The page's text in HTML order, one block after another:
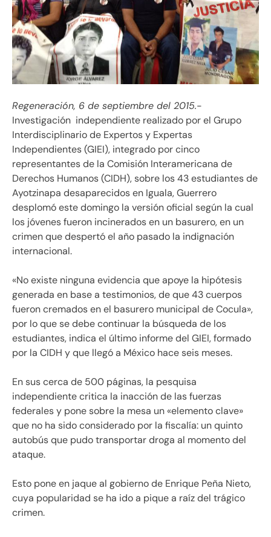
Regeneración, 6 de septiembre del 2015.-
Investigación independiente realizado por el Grupo
Interdisciplinario de Expertos y Expertas
Independientes (GIEI), integrado por cinco
representantes de la Comisión Interamericana de
Derechos Humanos (CIDH), sobre los 43 estudiantes de
Ayotzinapa desaparecidos en Iguala, Guerrero
desplomó este domingo la versión oficial según la cual
los jóvenes fueron incinerados en un basurero, en un
crimen que despertó el año pasado la indignación
internacional.
«No existe ninguna evidencia que apoye la hipótesis
generada en base a testimonios, de que 43 cuerpos
fueron cremados en el basurero municipal de Cocula»,
por lo que se debe continuar la búsqueda de los
estudiantes, indica el último informe del GIEI, formado
por la CIDH y que llegó a México hace seis meses.
En sus cerca de 500 páginas, la pesquisa
independiente critica la inacción de las fuerzas
federales y pone sobre la mesa un «elemento clave»
que no ha sido considerado por la fiscalía: un quinto
autobús que pudo transportar droga al momento del
ataque.
Esto pone en jaque al gobierno de Enrique Peña Nieto,
cuya popularidad se ha ido a pique a raíz del trágico
crimen.